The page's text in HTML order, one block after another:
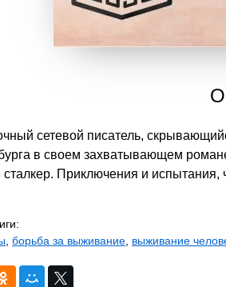
О
сетевой писатель,
в своем захватывающем
сталкер. Приключения и испытания,
борьба за выживание выживание